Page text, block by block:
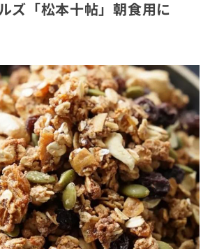
ズ「松本十帖」朝食用に